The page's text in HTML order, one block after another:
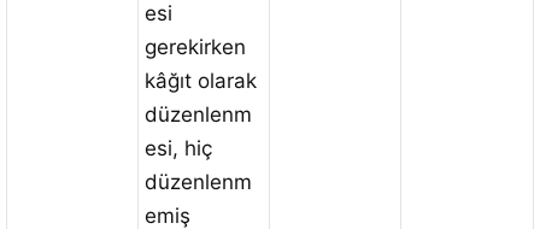
esi
gerekirken
kâğıt olarak
düzenlenm
esi, hiç
düzenlenm
emiş